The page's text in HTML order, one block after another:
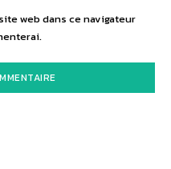
web dans ce navigateur